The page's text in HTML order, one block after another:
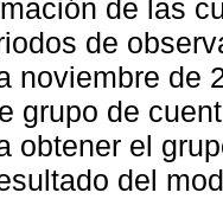
de las
de
noviembre de
grupo de
obtener el
del